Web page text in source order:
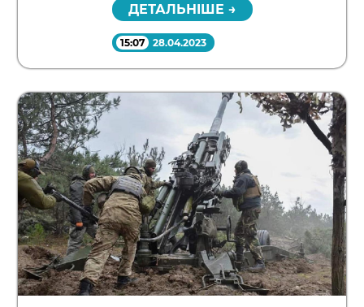
ДЕТАЛЬНІШЕ →
15:07 28.04.2023